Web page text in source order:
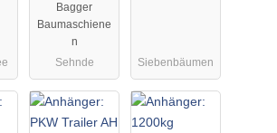
Bagger
Baumaschiene
n
Sehnde
Siebenbäumen